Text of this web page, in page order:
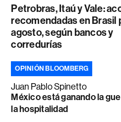
Petrobras, Itaú y Vale:
recomendadas en Brasil
agosto, según bancos y
corredurías
OPINIÓN BLOOMBERG
Juan Pablo Spinetto
México está ganando la
la hospitalidad